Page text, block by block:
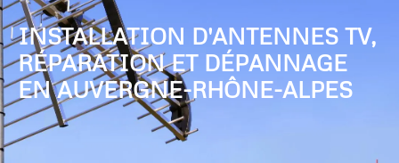
INSTALLATION D'ANTENNES TV,
RÉPARATION ET DÉPANNAGE
EN AUVERGNE-RHÔNE-ALPES